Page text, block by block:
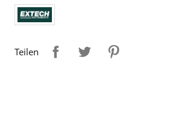
Teilen